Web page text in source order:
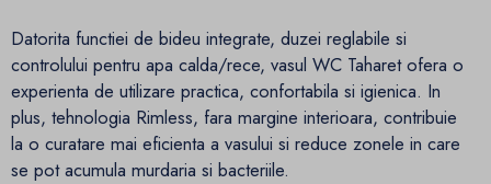
Datorita functiei de bideu integrate, duzei reglabile si
controlului pentru apa calda/rece, vasul WC Taharet ofera o
experienta de utilizare practica, confortabila si igienica. In
plus, tehnologia Rimless, fara margine interioara, contribuie
la o curatare mai eficienta a vasului si reduce zonele in care
se pot acumula murdaria si bacteriile.